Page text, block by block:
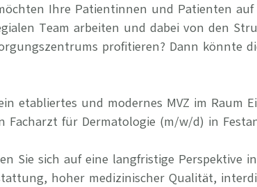
Ihre Patientinnen und Patienten
Team arbeiten und dabei von den
profitieren? Dann könnte
etabliertes und modernes MVZ im Raum
Facharzt für Dermatologie (m/w/d) in
Sie sich auf eine langfristige Perspektive
hoher medizinischer Qualität,